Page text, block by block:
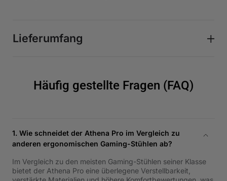
Lieferumfang
Häufig gestellte Fragen (FAQ)
1. Wie schneidet der Athena Pro im Vergleich zu
anderen ergonomischen Gaming-Stühlen ab?
Im Vergleich zu den meisten Gaming-Stühlen seiner Klasse
bietet der Athena Pro eine überlegene Verstellbarkeit,